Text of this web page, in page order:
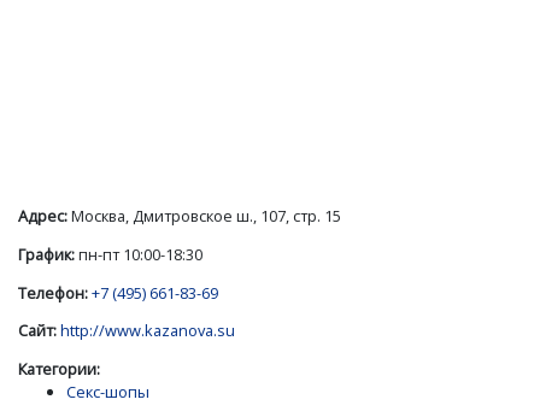
Адрес:Москва, Дмитровское ш., 107, стр. 15
График:пн-пт 10:00-18:30
Телефон:+7 (495) 661-83-69
Сайт:http://www.kazanova.su
Категории:
Секс-шопы